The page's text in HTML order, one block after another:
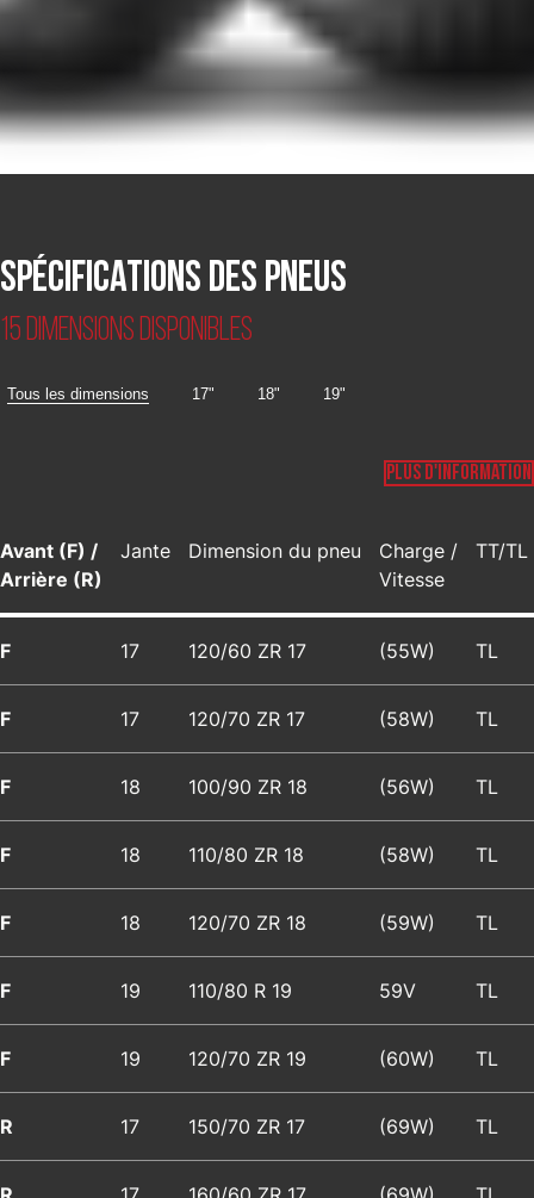
Spécifications des pneus
15 dimensions disponibles
Tous les dimensions 17" 18" 19"
PLUS D'INFORMATION
Avant (F) /
Arrière (R)
Jante Dimension du pneu
Charge /
Vitesse
TT/TL
F 17 120/60 ZR 17 (55W) TL
F 17 120/70 ZR 17 (58W) TL
F 18 100/90 ZR 18 (56W) TL
F 18 110/80 ZR 18 (58W) TL
F 18 120/70 ZR 18 (59W) TL
F 19 110/80 R 19 59V TL
F 19 120/70 ZR 19 (60W) TL
R 17 150/70 ZR 17 (69W) TL